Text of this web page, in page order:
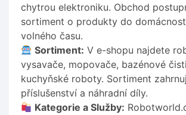
chytrou elektroniku. Obchod
sortiment o produkty do
volného času.
Sortiment: V e-shopu najdete
vysavače, mopovače, bazénové
kuchyňské roboty. Sortiment
příslušenství a náhradní díly.
Kategorie a Služby: